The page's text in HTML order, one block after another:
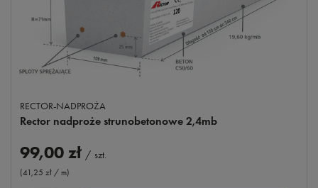
RECTOR-NADPROŻA
Rector nadproże strunobetonowe 2,4mb
99,00 zł / szt.
(41,25 zł / m)